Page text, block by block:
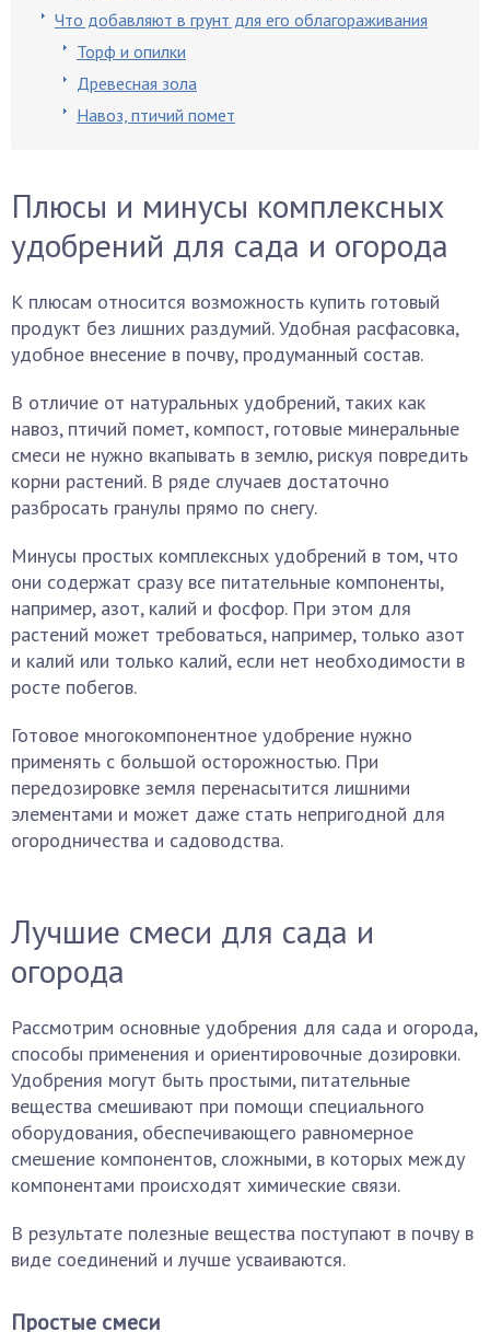
Что добавляют в грунт для его облагораживания
Торф и опилки
Древесная зола
Навоз, птичий помет
Плюсы и минусы комплексных
удобрений для сада и огорода
К плюсам относится возможность купить готовый
продукт без лишних раздумий. Удобная расфасовка,
удобное внесение в почву, продуманный состав.
В отличие от натуральных удобрений, таких как
навоз, птичий помет, компост, готовые минеральные
смеси не нужно вкапывать в землю, рискуя повредить
корни растений. В ряде случаев достаточно
разбросать гранулы прямо по снегу.
Минусы простых комплексных удобрений в том, что
они содержат сразу все питательные компоненты,
например, азот, калий и фосфор. При этом для
растений может требоваться, например, только азот
и калий или только калий, если нет необходимости в
росте побегов.
Готовое многокомпонентное удобрение нужно
применять с большой осторожностью. При
передозировке земля перенасытится лишними
элементами и может даже стать непригодной для
огородничества и садоводства.
Лучшие смеси для сада и
огорода
Рассмотрим основные удобрения для сада и огорода,
способы применения и ориентировочные дозировки.
Удобрения могут быть простыми, питательные
вещества смешивают при помощи специального
оборудования, обеспечивающего равномерное
смешение компонентов, сложными, в которых между
компонентами происходят химические связи.
В результате полезные вещества поступают в почву в
виде соединений и лучше усваиваются.
Простые смеси